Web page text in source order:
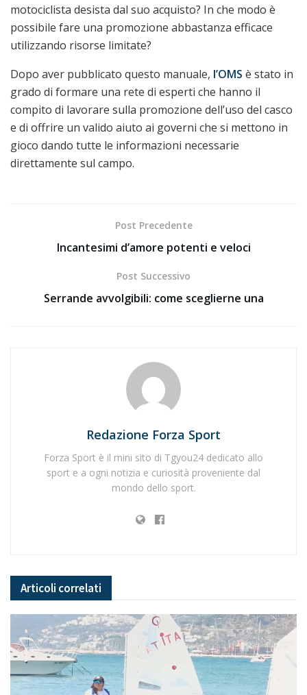
motociclista desista dal suo acquisto? In che modo è
possibile fare una promozione abbastanza efficace
utilizzando risorse limitate?
Dopo aver pubblicato questo manuale, l’OMS è stato in
grado di formare una rete di esperti che hanno il
compito di lavorare sulla promozione dell’uso del casco
e di offrire un valido aiuto ai governi che si mettono in
gioco dando tutte le informazioni necessarie
direttamente sul campo.
Post Precedente
Incantesimi d’amore potenti e veloci
Post Successivo
Serrande avvolgibili: come sceglierne una
Redazione Forza Sport
Forza Sport è il mini sito di Tgyou24 dedicato allo
sport e a ogni notizia e curiosità proveniente dal
mondo dello sport.
Articoli correlati